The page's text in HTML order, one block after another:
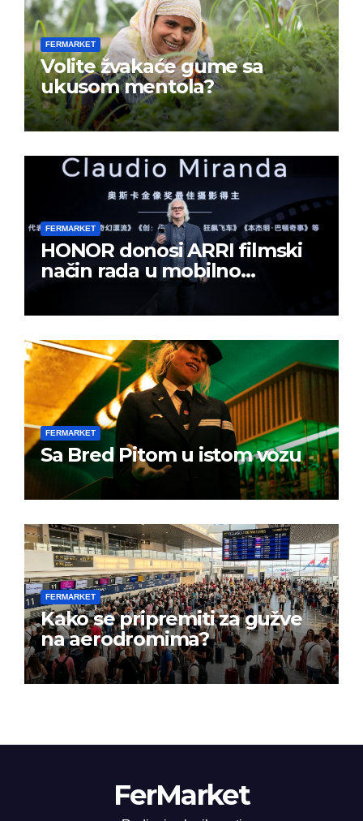
FERMARKET
Volite žvakaće gume sa
ukusom mentola?
FERMARKET
HONOR donosi ARRI filmski
način rada u mobilno
kreiranje sadržaja
FERMARKET
Sa Bred Pitom u istom vozu
FERMARKET
Kako se pripremiti za gužve
na aerodromima?
FerMarket